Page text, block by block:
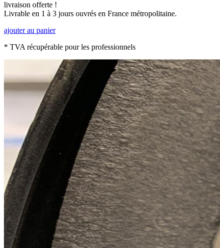
livraison offerte !
Livrable en 1 à 3 jours ouvrés en France métropolitaine.
ajouter au panier
* TVA récupérable pour les professionnels